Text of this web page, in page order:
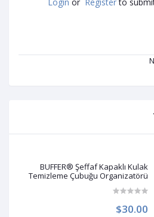
BUFFER® Şeffaf Kapaklı Kulak
Temizleme Çubuğu Organizatörü
$30.00
Login or Register to